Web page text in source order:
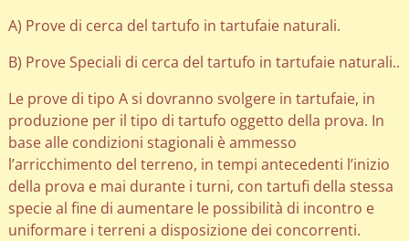
A) Prove di cerca del tartufo in tartufaie naturali.
B) Prove Speciali di cerca del tartufo in tartufaie naturali..
Le prove di tipo A si dovranno svolgere in tartufaie, in
produzione per il tipo di tartufo oggetto della prova. In
base alle condizioni stagionali è ammesso
l’arricchimento del terreno, in tempi antecedenti l’inizio
della prova e mai durante i turni, con tartufi della stessa
specie al fine di aumentare le possibilità di incontro e
uniformare i terreni a disposizione dei concorrenti.